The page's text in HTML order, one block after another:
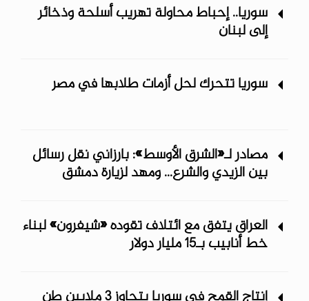
سوريا.. إحباط محاولة تهريب أسلحة وذخائر
إلى لبنان
سوريا تتحرك لحل أزمات طلابها في مصر
مصادر لـ«الشرق الأوسط»: بارزاني نقل رسائل
بين الزيدي والشرع... ومهد لزيارة دمشق
العراق يتفق مع ائتلاف تقوده «شيفرون» لبناء
خط أنابيب بـ15 مليار دولار